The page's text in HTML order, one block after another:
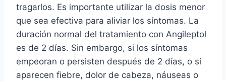
tragarlos. Es importante utilizar la dosis menor
que sea efectiva para aliviar los síntomas. La
duración normal del tratamiento con Angileptol
es de 2 días. Sin embargo, si los síntomas
empeoran o persisten después de 2 días, o si
aparecen fiebre, dolor de cabeza, náuseas o